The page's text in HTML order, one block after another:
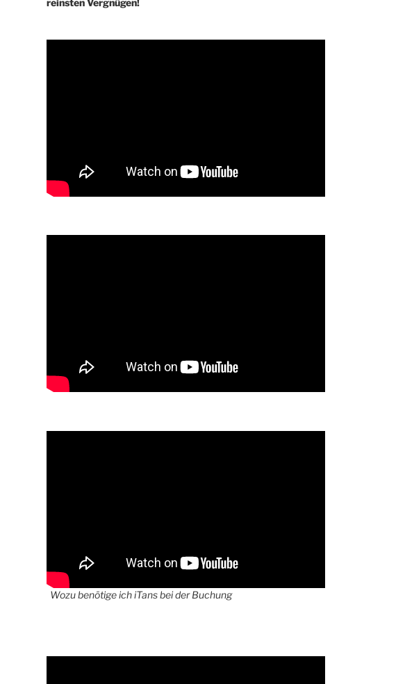
Wozu benötige ich iTans bei der Buchung